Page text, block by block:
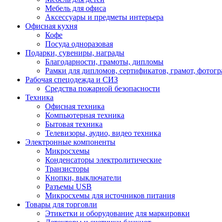
Мебель для офиса
Аксессуары и предметы интерьера
Офисная кухня
Кофе
Посуда одноразовая
Подарки, сувениры, награды
Благодарности, грамоты, дипломы
Рамки для дипломов, сертификатов, грамот,
Рабочая спецодежда и СИЗ
Средства пожарной безопасности
Техника
Офисная техника
Компьютерная техника
Бытовая техника
Телевизоры, аудио, видео техника
Электронные компоненты
Микросхемы
Конденсаторы электролитические
Транзисторы
Кнопки, выключатели
Разъемы USB
Микросхемы для источников питания
Товары для торговли
Этикетки и оборудование для маркировки